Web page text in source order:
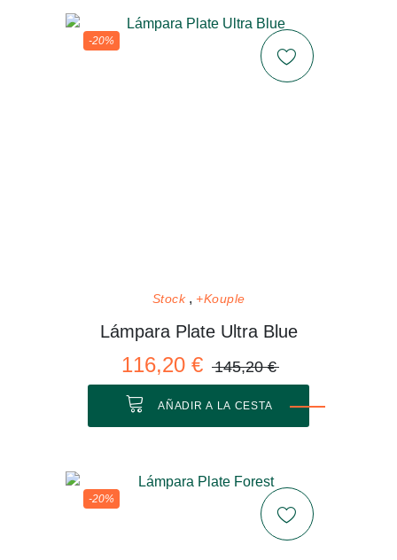
-20%
Stock +Kouple
Lámpara Plate Ultra Blue
116,20 € 145,20 €
AÑADIR A LA CESTA
-20%